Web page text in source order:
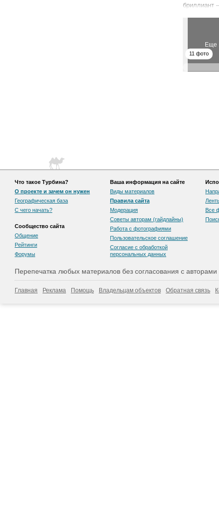
бриллиант
Еще
11 фото
Что такое Турбина?
О проекте и зачем он нужен
Географическая база
С чего начать?
Сообщество сайта
Общение
Рейтинги
Форумы
Ваша информация на сайте
Виды материалов
Правила сайта
Модерация
Советы авторам (гайдлайны)
Работа с фотографиями
Пользовательскоe соглашение
Согласие с обработкой
персональных данных
Все
Перепечатка любых материалов без согласования с
Главная Реклама Помощь Владельцам объектов Обратная связь